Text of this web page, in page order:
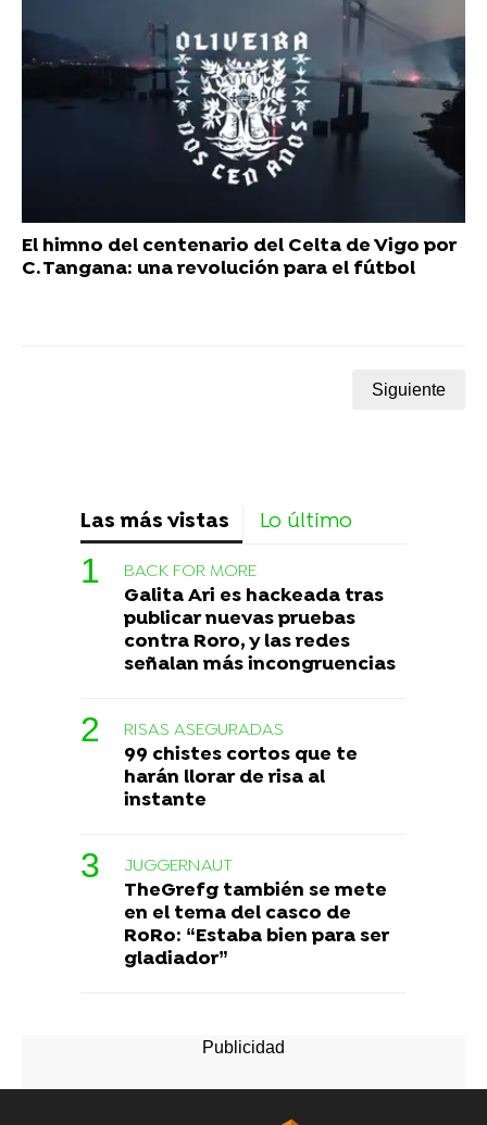
El himno del centenario del Celta de Vigo por
C. Tangana: una revolución para el fútbol
Siguiente
Las más vistas Lo último
BACK FOR MORE
Galita Ari es hackeada tras
publicar nuevas pruebas
contra Roro, y las redes
señalan más incongruencias
RISAS ASEGURADAS
99 chistes cortos que te
harán llorar de risa al
instante
JUGGERNAUT
TheGrefg también se mete
en el tema del casco de
RoRo: “Estaba bien para ser
gladiador”